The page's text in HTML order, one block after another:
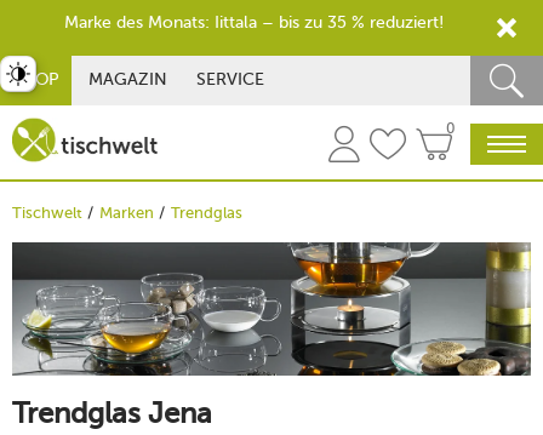
SHOP MAGAZIN SERVICE
0
Tischwelt Marken Trendglas
Trendglas Jena
umschalten
Marke des Monats: Iittala – bis zu 35 % reduziert!